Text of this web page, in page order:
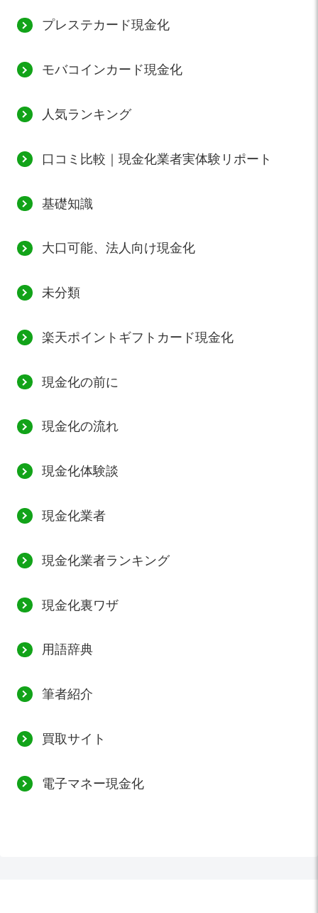
プレステカード現金化
モバコインカード現金化
人気ランキング
口コミ比較｜現金化業者実体験リポート
基礎知識
大口可能、法人向け現金化
未分類
楽天ポイントギフトカード現金化
現金化の前に
現金化の流れ
現金化体験談
現金化業者
現金化業者ランキング
現金化裏ワザ
用語辞典
筆者紹介
買取サイト
電子マネー現金化